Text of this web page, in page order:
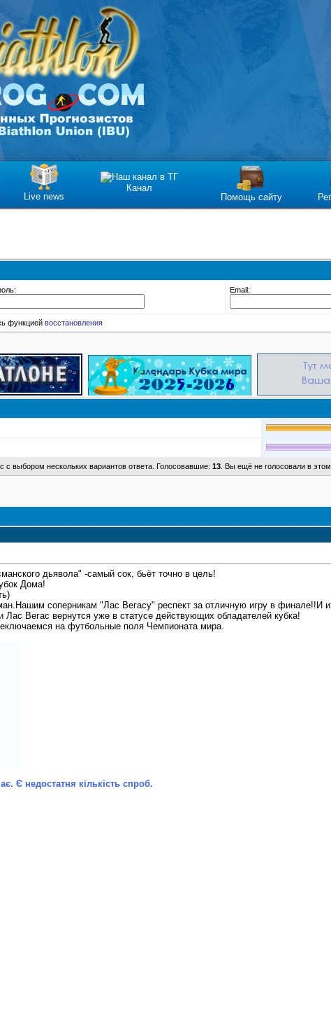
Live news
Канал
Помощь сайту
Email:
функцией восстановления
с выбором нескольких вариантов ответа. Голосовавшие: 13 . Вы ещё не голосовали в
дьявола" -самый сок, бьёт точно в цель!
Дома!
соперникам "Лас Вегасу" респект за отличную игру в финале!!И
Вегас вернутся уже в статусе действующих обладателей кубка!
на футбольные поля Чемпионата мира.
Є недостатня кількість спроб.